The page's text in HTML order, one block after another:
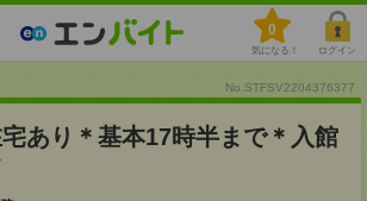
0
気になる！ ログイン
No.STFSV2204376377
あり＊基本17時半まで＊入館